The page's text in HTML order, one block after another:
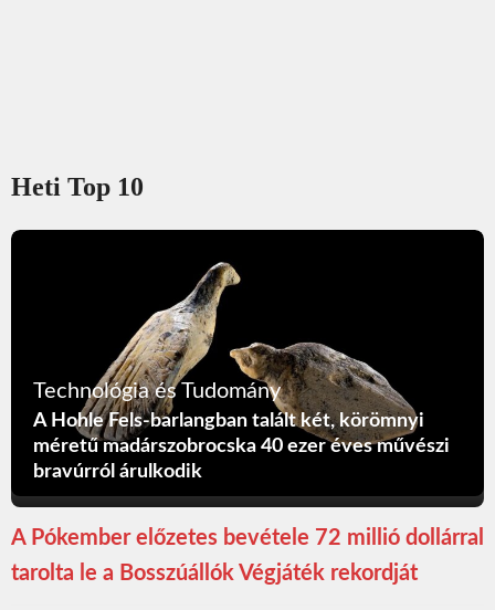
Heti Top 10
Technológia és Tudomány
A Hohle Fels-barlangban talált két, körömnyi
méretű madárszobrocska 40 ezer éves művészi
bravúrról árulkodik
A Pókember előzetes bevétele 72 millió dollárral
tarolta le a Bosszúállók Végjáték rekordját